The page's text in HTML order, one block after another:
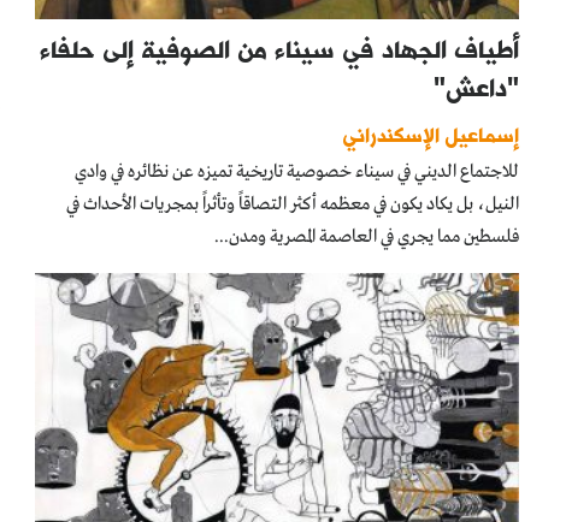
أطياف الجهاد في سيناء من الصوفية إلى حلفاء
"داعش"
إسماعيل الإسكندراني
للاجتماع الديني في سيناء خصوصية تاريخية تميزه عن نظائره في وادي
النيل، بل يكاد يكون في معظمه أكثر التصاقاً وتأثراً بمجريات الأحداث في
فلسطين مما يجري في العاصمة المصرية ومدن...